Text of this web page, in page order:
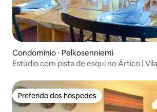
Condomínio ⋅ Pelkosenniemi
Estúdio com pista de esqui no Ártico |
Preferido dos hóspedes
Preferido dos hóspedes